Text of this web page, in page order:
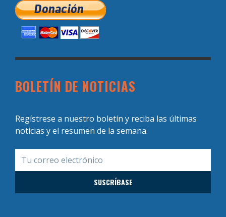
BOLETÍN DE NOTICIAS
Regístrese a nuestro boletín y reciba las últimas
noticias y el resumen de la semana.